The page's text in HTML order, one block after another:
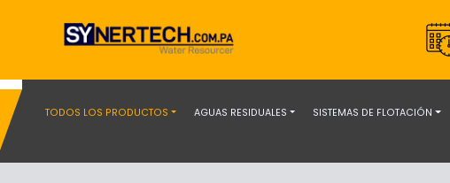
TODOS LOS PRODUCTOS AGUAS RESIDUALES SISTEMAS DE FLOTACIÓN